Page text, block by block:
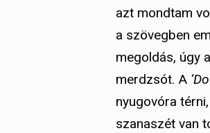
azt mondtam
a szövegben
megoldás, úgy
merdzsót. A
nyugovóra
szanaszét van